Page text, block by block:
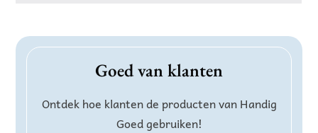
Goed van klanten
Ontdek hoe klanten de producten van Handig
Goed gebruiken!